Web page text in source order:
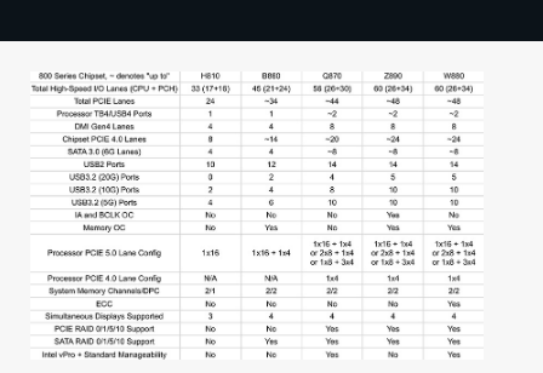
TECHBBS
TIETOA
HINTA.FI
KAUPPA
VAIHDA TEEMA